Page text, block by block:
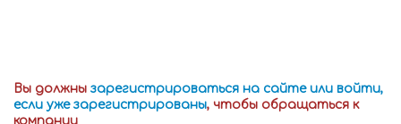
Вы должны зарегистрироваться на сайте или войти,
если уже зарегистрированы, чтобы обращаться к
компании